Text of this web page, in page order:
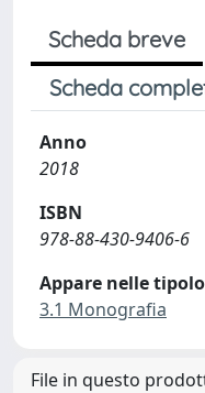
Scheda breve
Scheda
Anno
2018
ISBN
978-88-430-9406-6
Appare nelle
3.1 Monografia
File in questo